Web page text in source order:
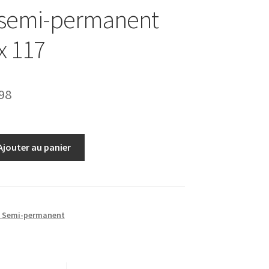
permanent
117
:
Le
actuel
est :
au panier
Semi-permanent